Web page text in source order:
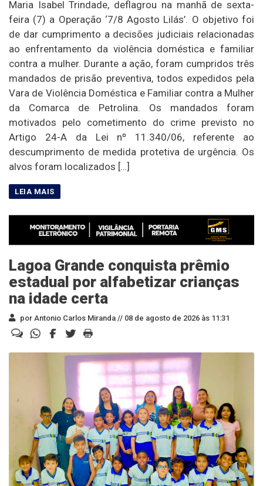
Maria Isabel Trindade, deflagrou na manhã de sexta-
feira (7) a Operação ‘7/8 Agosto Lilás’. O objetivo foi
de dar cumprimento a decisões judiciais relacionadas
ao enfrentamento da violência doméstica e familiar
contra a mulher. Durante a ação, foram cumpridos três
mandados de prisão preventiva, todos expedidos pela
Vara de Violência Doméstica e Familiar contra a Mulher
da Comarca de Petrolina. Os mandados foram
motivados pelo cometimento do crime previsto no
Artigo 24-A da Lei nº 11.340/06, referente ao
descumprimento de medida protetiva de urgência. Os
alvos foram localizados […]
Lagoa Grande conquista prêmio
estadual por alfabetizar crianças
na idade certa
por Antonio Carlos Miranda // 08 de agosto de 2026 às 11:31